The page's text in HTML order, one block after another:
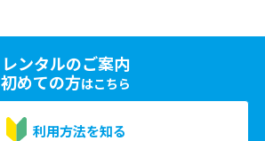
レンタルのご案内
初めての方はこちら
利用方法を知る